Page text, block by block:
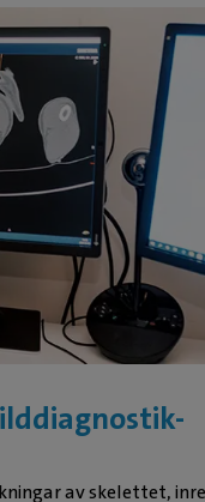
av skelettet, inre
Imad
Leg.